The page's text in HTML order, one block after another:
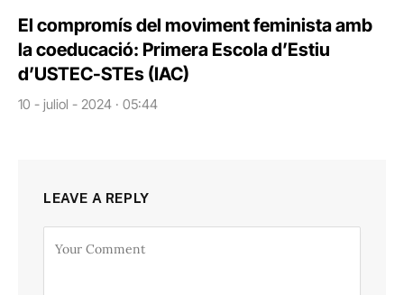
El compromís del moviment feminista amb
la coeducació: Primera Escola d’Estiu
d’USTEC-STEs (IAC)
10 - juliol - 2024 · 05:44
LEAVE A REPLY